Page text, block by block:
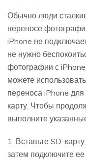
Обычно люди
переносе
iPhone не
не нужно
фотографии с
можете
переноса iPhone
карту. Чтобы
выполните
1. Вставьте SD-
затем подключите